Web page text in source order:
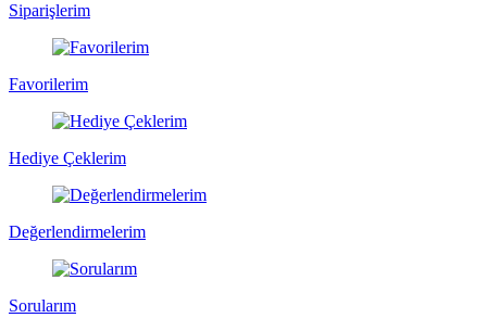
Siparişlerim
Favorilerim
Hediye Çeklerim
Değerlendirmelerim
Sorularım